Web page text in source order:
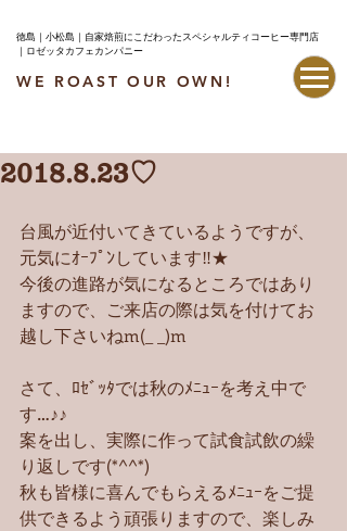
WE ROAST OUR OWN!
徳島｜小松島｜自家焙煎にこだわったスペシャルティコーヒー専門店
｜ロゼッタカフェカンパニー
2018.8.23♡
台風が近付いてきているようですが、
元気にｵｰﾌﾟﾝしています‼︎★
今後の進路が気になるところではあり
ますので、ご来店の際は気を付けてお
越し下さいねm(_ _)m
さて、ﾛｾﾞｯﾀでは秋のﾒﾆｭｰを考え中で
す…♪♪
案を出し、実際に作って試食試飲の繰
り返しです(*^^*)
秋も皆様に喜んでもらえるﾒﾆｭｰをご提
供できるよう頑張りますので、楽しみ